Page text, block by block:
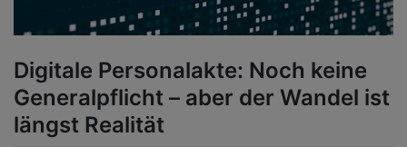
Digitale Personalakte: Noch keine
Generalpflicht – aber der Wandel ist
längst Realität